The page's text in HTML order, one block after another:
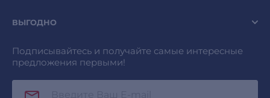
ВЫГОДНО
Подписывайтесь и получайте самые интересные
предложения первыми!